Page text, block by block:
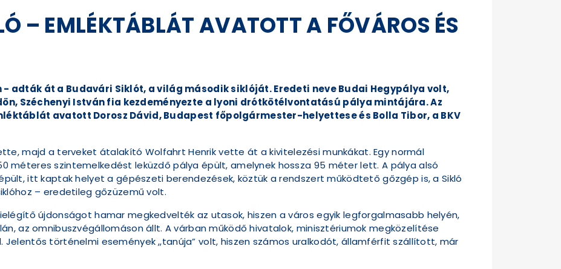
– EMLÉKTÁBLÁT AVATOTT A FŐVÁROS ÉS
- adták át a Budavári Siklót, a világ második siklóját. Eredeti neve Budai Hegypálya volt,
Széchenyi István fia kezdeményezte a lyoni drótkötélvontatású pálya mintájára. Az
avatott Dorosz Dávid, Budapest főpolgármester-helyettese és Bolla Tibor, a BKV
majd a terveket átalakító Wolfahrt Henrik vette át a kivitelezési munkákat. Egy normál
méteres szintemelkedést leküzdő pálya épült, amelynek hossza 95 méter lett. A pálya alsó
itt kaptak helyet a gépészeti berendezések, köztük a rendszert működtető gőzgép is, a Sikló
– eredetileg gőzüzemű volt.
újdonságot hamar megkedvelték az utasok, hiszen a város egyik legforgalmasabb helyén,
az omnibuszvégállomáson állt. A várban működő hivatalok, minisztériumok megközelítése
történelmi események „tanúja” volt, hiszen számos uralkodót, államférfit szállított, már